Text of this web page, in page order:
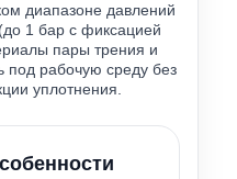
диапазоне давлений
1 бар с фиксацией
пары трения и
под рабочую среду без
уплотнения.